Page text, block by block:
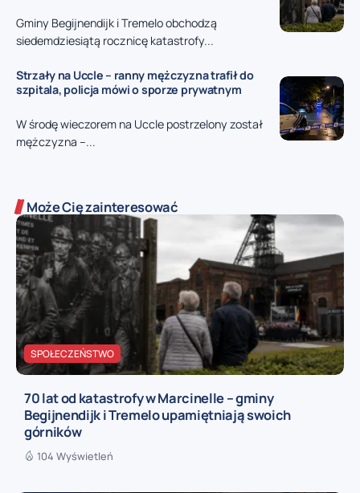
Gminy Begijnendijk i Tremelo obchodzą
siedemdziesiątą rocznicę katastrofy...
Strzały na Uccle – ranny mężczyzna trafił do
szpitala, policja mówi o sporze prywatnym
W środę wieczorem na Uccle postrzelony został
mężczyzna –...
Może Cię zainteresować
SPOŁECZEŃSTWO
70 lat od katastrofy w Marcinelle – gminy
Begijnendijk i Tremelo upamiętniają swoich
górników
104 Wyświetleń